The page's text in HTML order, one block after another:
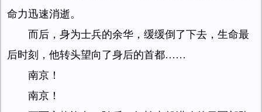
命力迅速消逝。
而后，身为士兵的余华，缓缓倒了下去，生命最
后时刻，他转头望向了身后的首都……
南京！
南京！